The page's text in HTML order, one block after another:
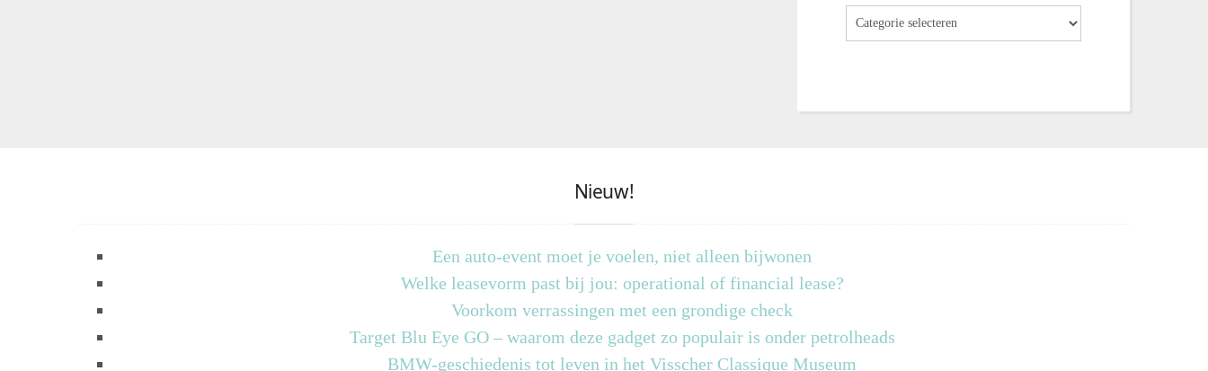
Nieuw!
Een auto-event moet je voelen, niet alleen bijwonen
Welke leasevorm past bij jou: operational of financial lease?
Voorkom verrassingen met een grondige check
Target Blu Eye GO – waarom deze gadget zo populair is onder petrolheads
BMW-geschiedenis tot leven in het Visscher Classique Museum